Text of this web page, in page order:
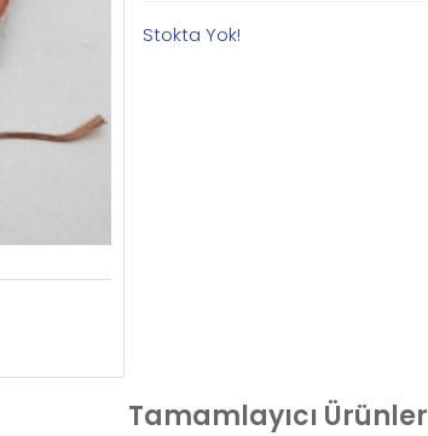
Stokta Yok!
Tamamlayıcı Ürünler